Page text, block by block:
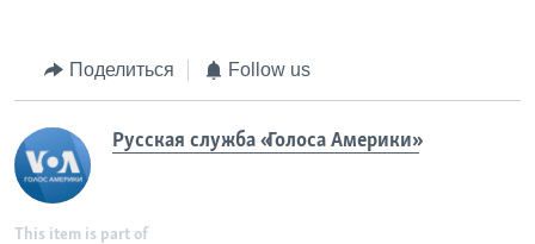
Поделиться Follow us
Русская служба «Голоса Америки»
This item is part of